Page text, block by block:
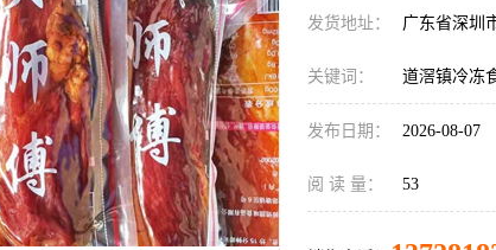
发货地址： 广东省深
关键词： 道滘镇冷冻
发布日期： 2026-08-07
阅 读 量： 53